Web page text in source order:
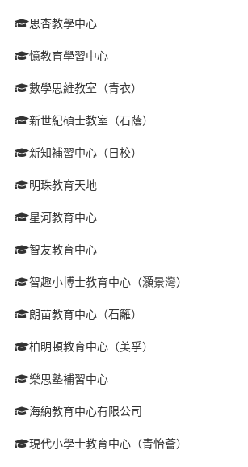
思杏教學中心
憶教育學習中心
數學思維教室（青衣）
新世紀碩士教室（石蔭）
新知補習中心（日校）
明珠教育天地
星河教育中心
智友教育中心
智趣小博士教育中心（灝景灣）
朗苗教育中心（石籬）
柏明頓教育中心（美孚）
樂思塾補習中心
海納教育中心有限公司
現代小學士教育中心（青怡薈）